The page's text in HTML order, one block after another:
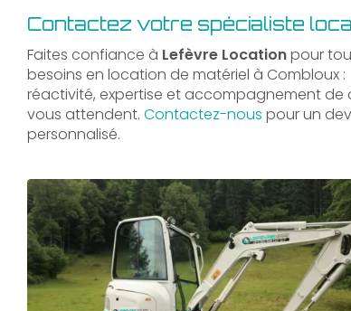
Contactez votre spécialiste
Faites confiance à Lefèvre Locationpour
besoins en location de matériel à Combloux :
réactivité, expertise et accompagnement de
vous attendent. Contactez-nous pour un
personnalisé.